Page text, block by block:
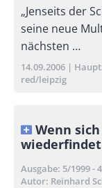
„Jenseits der
seine neue
nächsten …
14.09.2006
red/leipzig
Wenn
wiederfindet
Ausgabe 5/1999 -
Autor Reinhard